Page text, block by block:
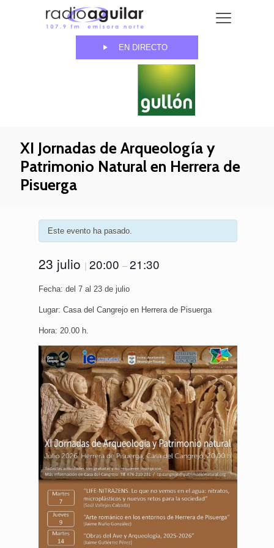
EN DIRECTO
XI Jornadas de Arqueología y
Patrimonio Natural en Herrera de
Pisuerga
Este evento ha pasado.
23 julio | 20:00 –21:30
Fecha: del 7 al 23 de julio
Lugar: Casa del Cangrejo en Herrera de Pisuerga
Hora: 20.00 h.